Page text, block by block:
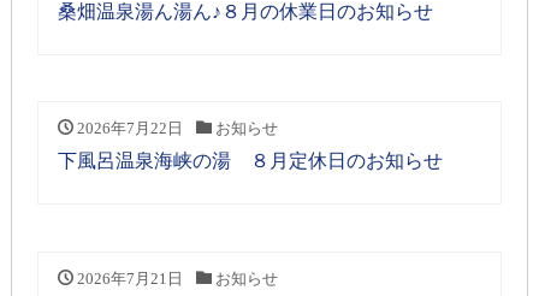
桑畑温泉湯ん湯ん♪８月の休業日のお知らせ
2026年7月22日 お知らせ
下風呂温泉海峡の湯 ８月定休日のお知らせ
2026年7月21日 お知らせ